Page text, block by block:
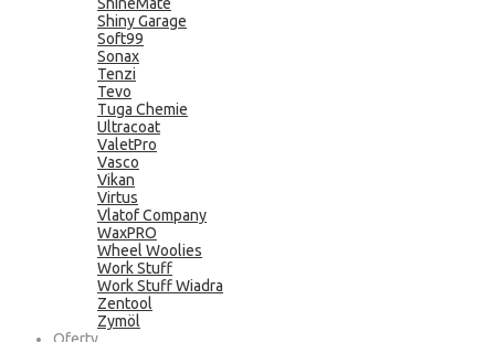
Shiny Garage
Soft99
Sonax
Tenzi
Tevo
Tuga Chemie
Ultracoat
ValetPro
Vasco
Vikan
Virtus
Vlatof Company
WaxPRO
Wheel Woolies
Work Stuff
Work Stuff Wiadra
Zentool
Zymöl